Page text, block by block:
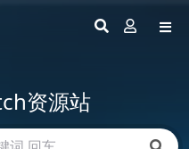
资源站